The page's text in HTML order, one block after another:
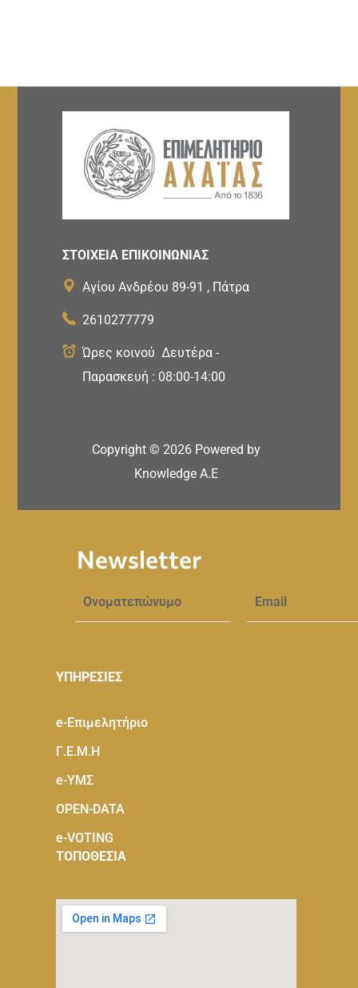
ΣΤΟΙΧΕΙΑ ΕΠΙΚΟΙΝΩΝΙΑΣ
Αγίου Ανδρέου 89-91 , Πάτρα
2610277779
Ώρες κοινού Δευτέρα -
Παρασκευή : 08:00-14:00
Copyright © 2026 Powered by
Knowledge A.E
Newsletter
ΥΠΗΡΕΣΙΕΣ
e-Eπιμελητήριο
Γ.Ε.Μ.Η
e-ΥΜΣ
OPEN-DATA
e-VOTING
ΤΟΠΟΘΕΣΙΑ